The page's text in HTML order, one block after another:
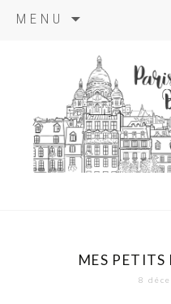
MENU
principal
MES
8